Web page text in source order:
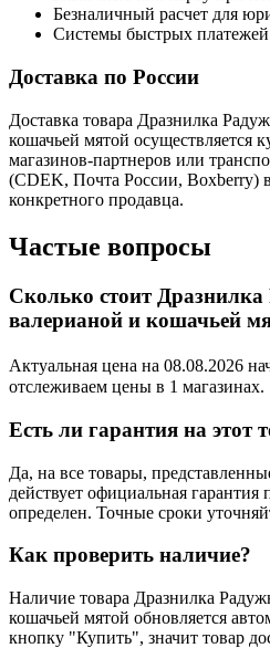
Безналичный расчет для
Системы быстрых
Доставка по России
Доставка товара Дразнилка
кошачьей мятой осуществляется
магазинов-партнеров или
(CDEK, Почта России, Boxberry)
конкретного продавца.
Частые вопросы
Сколько стоит
валерианой и кошачьей
Актуальная цена на 08.08.2026
отслеживаем цены в 1 магазинах.
Есть ли гарантия на этот
Да, на все товары,
действует официальная гарантия
определен. Точные сроки
Как проверить наличие?
Наличие товара Дразнилка
кошачьей мятой обновляется
кнопку "Купить", значит товар